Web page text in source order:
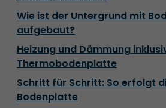
Wie ist der Untergrund mit
aufgebaut?
Heizung und Dämmung
Thermobodenplatte
Schritt für Schritt: So erfolgt
Bodenplatte